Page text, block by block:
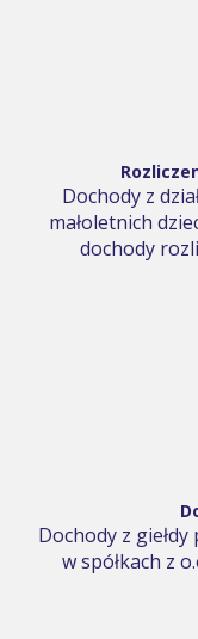
Dochody z
małoletnich
dochody
Dochody z
w spółkach z